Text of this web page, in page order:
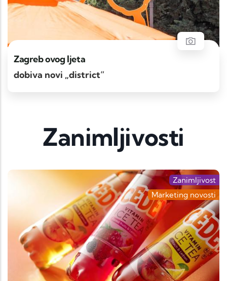
Zagreb ovog ljeta
dobiva novi „district“
Zanimljivosti
Zanimljivost
Marketing novosti